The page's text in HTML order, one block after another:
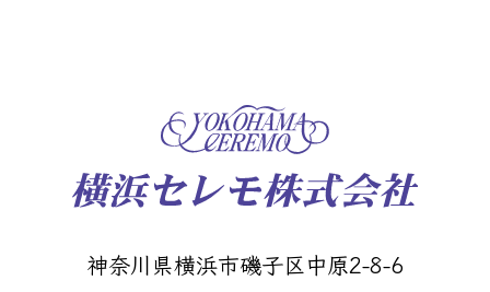
神奈川県横浜市磯子区中原2-8-6